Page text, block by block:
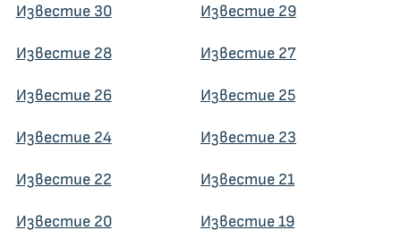
Известие 30 Известие 29
Известие 28 Известие 27
Известие 26 Известие 25
Известие 24 Известие 23
Известие 22 Известие 21
Известие 20 Известие 19